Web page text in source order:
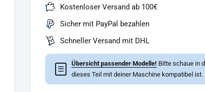
Kostenloser Versand ab 100€
Sicher mit PayPal bezahlen
Schneller Versand mit DHL
☰
Übersicht passender Modelle! Bitte schaue in
dieses Teil mit deiner Maschine kompatibel ist.